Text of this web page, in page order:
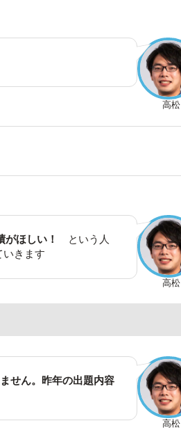
高松
高松
がほしい！
という人
いきます
高松
せん。昨年の出題内容